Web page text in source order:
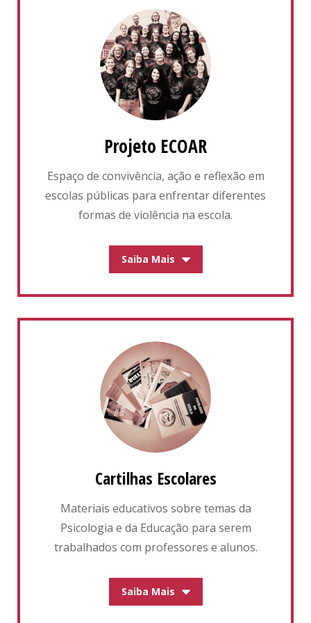
Projeto ECOAR
Espaço de convivência, ação e reflexão em
escolas públicas para enfrentar diferentes
formas de violência na escola.
Saiba Mais
Cartilhas Escolares
Materiais educativos sobre temas da
Psicologia e da Educação para serem
trabalhados com professores e alunos.
Saiba Mais